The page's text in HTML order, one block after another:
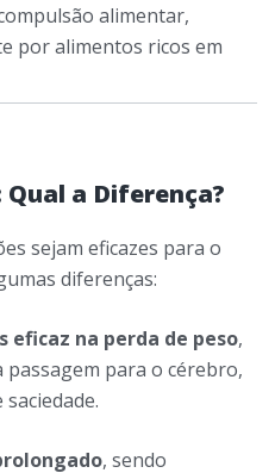
alimentar,
por alimentos ricos em
a Diferença?
sejam eficazes para o
diferenças:
eficaz na perda de peso,
para o cérebro,
, sendo